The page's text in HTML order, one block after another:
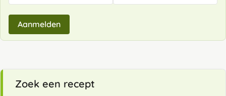
Aanmelden
Zoek een recept